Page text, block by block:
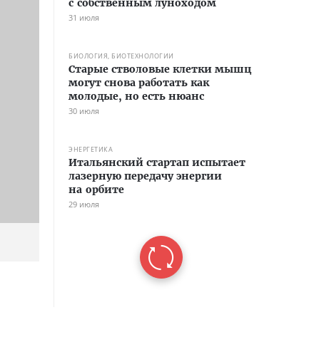
с собственным луноходом
31 июля
БИОЛОГИЯ, БИОТЕХНОЛОГИИ
Старые стволовые клетки мышц
могут снова работать как
молодые, но есть нюанс
30 июля
ЭНЕРГЕТИКА
Итальянский стартап испытает
лазерную передачу энергии
на орбите
29 июля